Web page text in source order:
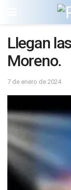
Llegan
Moreno.
7 de enero de 2024